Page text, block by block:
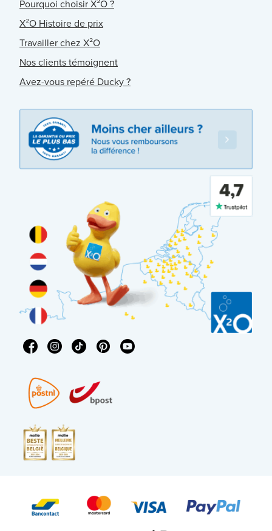
Pourquoi choisir X²O ?
X²O Histoire de prix
Travailler chez X²O
Nos clients témoignent
Avez-vous repéré Ducky ?